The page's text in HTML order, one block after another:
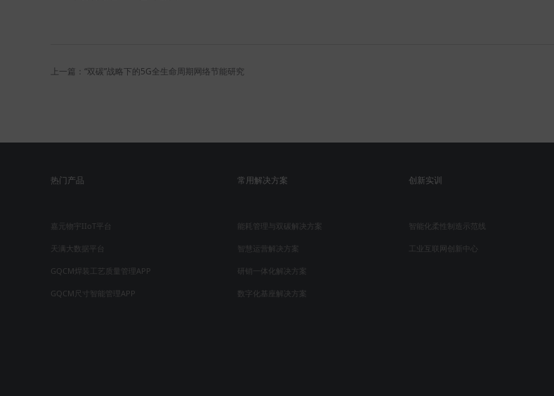
上一篇：“双碳”战略下的5G全生命周期网络节能研究
热门产品
嘉元物宇IIoT平台
天满大数据平台
GQCM焊装工艺质量管理APP
GQCM尺寸智能管理APP
常用解决方案
能耗管理与双碳解决方案
智慧运营解决方案
研销一体化解决方案
数字化基座解决方案
创新实训
智能化柔性制造示范线
工业互联网创新中心